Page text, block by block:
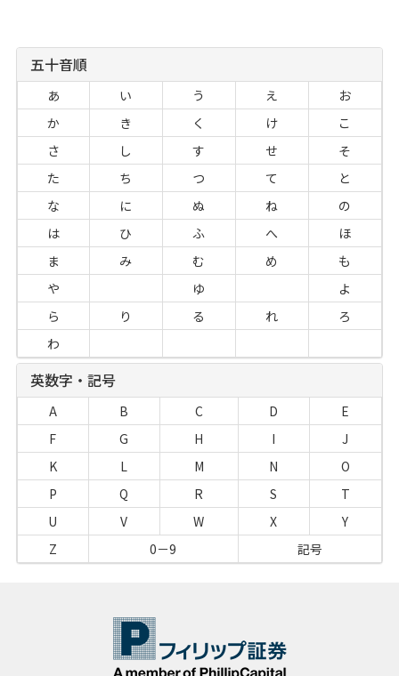
五十音順
あ い う え
お
か
き く け
こ
さ
し す せ
そ
た
ち つ て
と
な
に ぬ ね
の
は
ひ ふ へ
ほ
ま
み む め
も
や
ゆ
よ
ら
り る れ
ろ
わ
英数字・記号
A B C D
E
F
G H I
J
K
L M N
O
P
Q R S
T
U
V W X
Y
Z
0－9 記号